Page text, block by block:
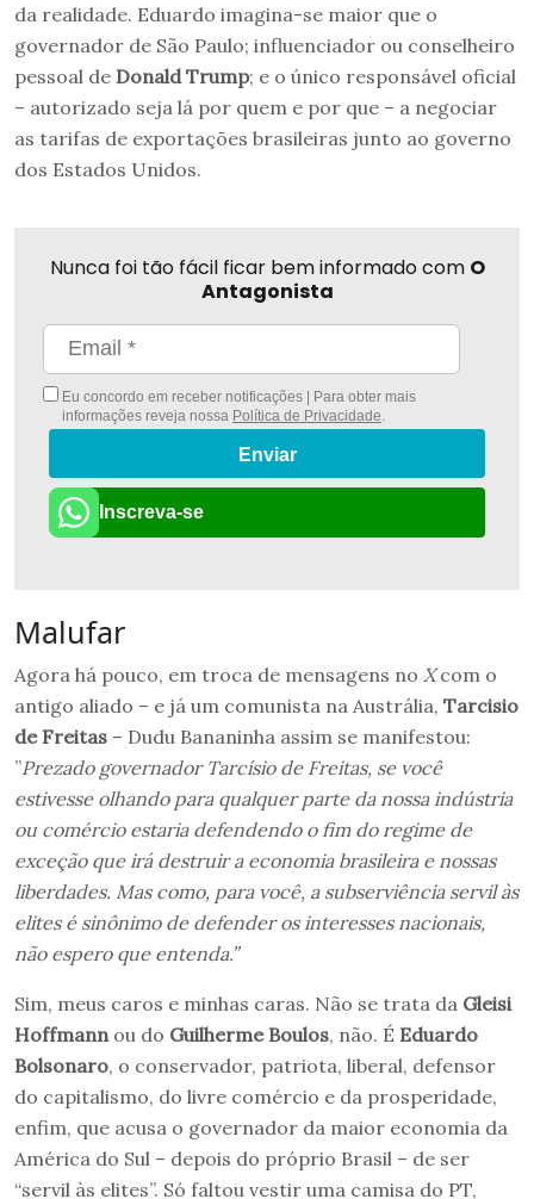
da realidade. Eduardo imagina-se maior que o
governador de São Paulo; influenciador ou conselheiro
pessoal de Donald Trump; e o único responsável oficial
– autorizado seja lá por quem e por que – a negociar
as tarifas de exportações brasileiras junto ao governo
dos Estados Unidos.
Nunca foi tão fácil ficar bem informado com O
Antagonista
Eu concordo em receber notificações | Para obter mais
informações reveja nossa Política de Privacidade
Enviar
Inscreva-se
Malufar
Agora há pouco, em troca de mensagens no Xcom o
antigo aliado – e já um comunista na Austrália, Tarcisio
de Freitas – Dudu Bananinha assim se manifestou:
”Prezado governador Tarcísio de Freitas, se você
estivesse olhando para qualquer parte da nossa indústria
ou comércio estaria defendendo o fim do regime de
exceção que irá destruir a economia brasileira e nossas
liberdades. Mas como, para você, a subserviência servil às
elites é sinônimo de defender os interesses nacionais,
não espero que entenda.”
Sim, meus caros e minhas caras. Não se trata da Gleisi
Hoffmannou do Guilherme Boulos, não. É Eduardo
Bolsonaro, o conservador, patriota, liberal, defensor
do capitalismo, do livre comércio e da prosperidade,
enfim, que acusa o governador da maior economia da
América do Sul – depois do próprio Brasil – de ser
“servil às elites”. Só faltou vestir uma camisa do PT,